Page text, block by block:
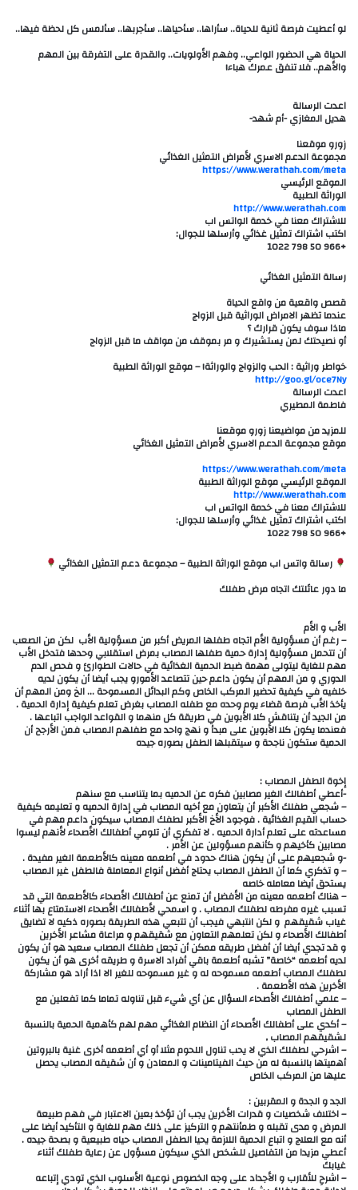
لو أعطيت فرصة ثانية للحياة.. سأراها.. سأحياها.. سأجربها.. سألمس كل لحظة فيها..
‎الحياة هي الحضور الواعي.. وفهم الأولويات.. والقدرة على التفرقة بين المهم
والأهم.. فلا تنفق عمرك هباء!
اعدت الرسالة
هديل المغازي -أم شهد-
زورو موقعنا
مجموعة الدعم الاسري لأمراض التمثيل الغذائي
https://www.werathah.com/meta
الموقع الرئيسي
الوراثة الطبية
http://www.werathah.com
للاشتراك معنا في خدمة الواتس اب
اكتب اشتراك تمثيل غذائي وأرسلها للجوال:
+966 50 798 1022
رسالة التمثيل الغذائي
قصص واقعية من واقع الحياة
عندما تظهر الامراض الوراثية قبل الزواج
ماذا سوف يكون قرارك ؟
أو نصيحتك لمن يستشيرك و مر بموقف من مواقف ما قبل الزواج
خواطر وراثية : الحب والزواج والوراثة! – موقع الوراثة الطبية
http://goo.gl/oce7Ny
اعدت الرسالة
فاطمة المطيري
للمزيد من مواضيعنا زورو موقعنا
موقع مجموعة الدعم الاسري لأمراض التمثيل الغذائي
https://www.werathah.com/meta
الموقع الرئيسي موقع الوراثة الطبية
http://www.werathah.com
للاشتراك معنا في خدمة الواتس اب
اكتب اشتراك تمثيل غذائي وأرسلها للجوال:
+966 50 798 1022
رسالة واتس اب موقع الوراثة الطبية – مجموعة دعم التمثيل الغذائي
ما دور عائلتك اتجاه مرض طفلك
الأب و الأم
– رغم أن مسؤولية الأم اتجاه طفلها المريض أكبر من مسؤولية الأب لكن من الصعب
أن تتحمل مسؤولية إدارة حمية طفلها المصاب بمرض استقلابي وحدها فتدخل الأب
مهم للغاية ليتولى مهمة ضبط الحمية الغذائية في حالات الطوارئ و فحص الدم
الدوري و من المهم أن يكون داعم حين تتصاعد الأمورو يجب أيضا أن يكون لديه
خلفيه في كيفية تحضير المركب الخاص وكم البدائل المسموحة … الخ ومن المهم أن
يأخذ الأب فرصة قضاء يوم وحده مع طفله المصاب بغرض تعلم كيفية إدارة الحمية .
من الجيد أن يتناقش كلا الأبوين في طريقة كل منهما و القواعد الواجب اتباعها .
فعندما يكون كلا الأبوين على مبدأ و نهج واحد مع طفلهم المصاب فمن الأرجح أن
الحمية ستكون ناجحة و سيتقبلها الطفل بصوره جيده
إخوة الطفل المصاب :
-أعطي أطفالك الغير مصابين فكره عن الحميه بما يتناسب مع سنهم
– شجعي طفلك الأكبر أن يتعاون مع أخيه المصاب في إدارة الحميه و تعليمه كيفية
حساب القيم الغذائية . فوجود الأخ الأكبر لطفك المصاب سيكون داعم مهم في
مساعدته على تعلم أدارة الحميه . لا تفكري أن تلومي أطفالك الأصحاء لأنهم ليسوا
مصابين كأخيهم و كأنهم مسؤولين عن الأمر .
-و شجعيهم على أن يكون هناك حدود في أطعمه معينه كالأطعمة الغير مفيدة .
– و تذكري كما أن الطفل المصاب يحتاج أفضل أنواع المعاملة فالطفل غير المصاب
يستحق أيضا معامله خاصه
– هناك أطعمه معينه من الأفضل أن تمنع عن أطفالك الأصحاء كالأطعمة التي قد
تسبب غيره مفرطه لطفلك المصاب . و اسمحي لأطفالك الأصحاء الاستمتاع بها أثناء
غياب شقيقهم و لكن انتبهي فيجب أن تتبعي هذه الطريقة بصوره ذكيه لا تضايق
أطفالك الأصحاء و لكن تعلمهم التعاون مع شقيقهم و مراعاة مشاعر الأخرين
و قد تجدي أيضا أن أفضل طريقه ممكن أن تجعل طفلك المصاب سعيد هو أن يكون
لديه أطعمه “خاصة” تشبه أطعمة باقي أفراد الاسرة و طريقه أخرى هو أن يكون
لطفلك المصاب أطعمه مسموحه له و غير مسموحه للغير الا اذا أراد هو مشاركة
الأخرين هذه الأطعمة .
– علمي أطفالك الأصحاء السؤال عن أي شيء قبل تناوله تماما كما تفعلين مع
الطفل المصاب
– أكدي على أطفالك الأصحاء أن النظام الغذائي مهم لهم كأهمية الحمية بالنسبة
لشقيقهم المصاب ,
– اشرحي لطفلك الذي لا يحب تناول اللحوم مثلا أو أي أطعمه أخرى غنية بالبروتين
أهميتها بالنسبة له من حيث الفيتامينات و المعادن و أن شقيقه المصاب يحصل
عليها من المركب الخاص
الجد و الجدة و المقربين :
– اختلاف شخصيات و قدرات الأخرين يجب أن تؤخذ بعين الاعتبار في فهم طبيعة
المرض و مدى تقبله و طمأنتهم و التركيز على ذلك مهم للغاية و التأكيد أيضا على
أنه مع العلاج و اتباع الحمية اللازمة يحيا الطفل المصاب حياه طبيعية و بصحة جيده .
أعطي مزيدا من التفاصيل للشخص الذي سيكون مسؤول عن رعاية طفلك أثناء
غيابك
– اشرحِ للأقارب و الأجداد على وجه الخصوص نوعية الأسلوب الذي تودي إتباعه